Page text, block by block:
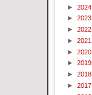
► 2024
► 2023
► 2022
► 2021
► 2020
► 2019
► 2018
► 2017